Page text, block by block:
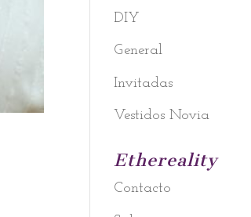
DIY
General
Invitadas
Vestidos Novia
Ethereality
Contacto